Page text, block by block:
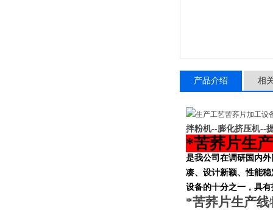
产品介绍 相
拌粉机--膨化挤压机--
*苦荞片生
是我公司在调研国内
凑、设计新颖、性能
设备的十分之一，具
*苦荞片生产线